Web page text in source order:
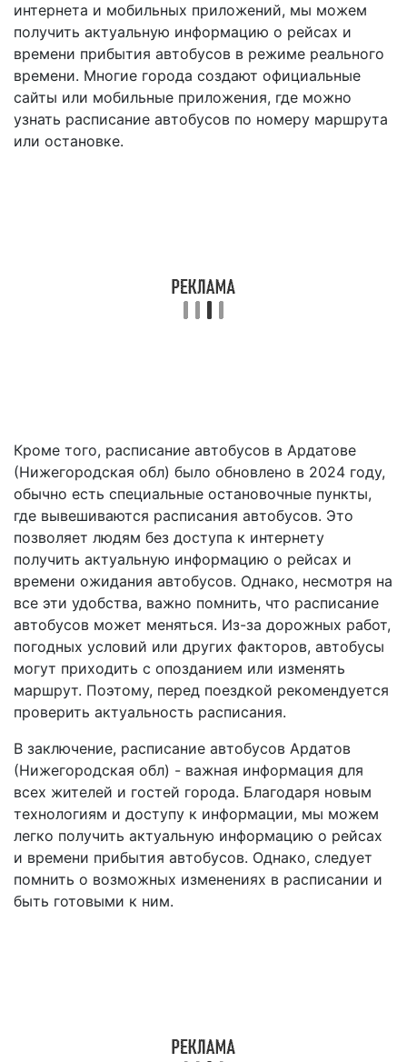
интернета и мобильных приложений, мы можем
получить актуальную информацию о рейсах и
времени прибытия автобусов в режиме реального
времени. Многие города создают официальные
сайты или мобильные приложения, где можно
узнать расписание автобусов по номеру маршрута
или остановке.
Кроме того, расписание автобусов в Ардатове
(Нижегородская обл) было обновлено в 2024 году,
обычно есть специальные остановочные пункты,
где вывешиваются расписания автобусов. Это
позволяет людям без доступа к интернету
получить актуальную информацию о рейсах и
времени ожидания автобусов. Однако, несмотря на
все эти удобства, важно помнить, что расписание
автобусов может меняться. Из-за дорожных работ,
погодных условий или других факторов, автобусы
могут приходить с опозданием или изменять
маршрут. Поэтому, перед поездкой рекомендуется
проверить актуальность расписания.
В заключение, расписание автобусов Ардатов
(Нижегородская обл) - важная информация для
всех жителей и гостей города. Благодаря новым
технологиям и доступу к информации, мы можем
легко получить актуальную информацию о рейсах
и времени прибытия автобусов. Однако, следует
помнить о возможных изменениях в расписании и
быть готовыми к ним.